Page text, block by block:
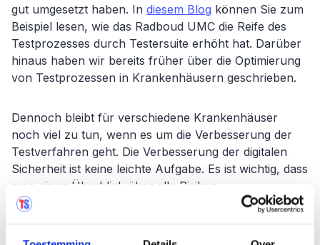
gut umgesetzt haben. In diesem Blog können Sie zum
Beispiel lesen, wie das Radboud UMC die Reife des
Testprozesses durch Testersuite erhöht hat. Darüber
hinaus haben wir bereits früher über die Optimierung
von Testprozessen in Krankenhäusern geschrieben.
Dennoch bleibt für verschiedene Krankenhäuser
noch viel zu tun, wenn es um die Verbesserung der
Testverfahren geht. Die Verbesserung der digitalen
Sicherheit ist keine leichte Aufgabe. Es ist wichtig, dass
man einen Überblick über alle Risiken,
Fehlermöglichkeiten und deren Gewichtung hat. Und
wird. Da dies Tausende oder manchmal Zehntausende